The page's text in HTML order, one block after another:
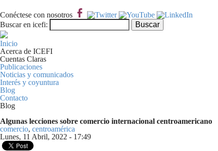
Conéctese con nosotros
Formulario de búsqueda
Buscar en icefi: Buscar
Inicio
Acerca de ICEFI
Cuentas Claras
Publicaciones
Noticias y comunicados
Interés y coyuntura
Blog
Contacto
Blog
Algunas lecciones sobre comercio internacional centroamericano
comercio, centroamérica
Lunes, 11 Abril, 2022 - 17:49